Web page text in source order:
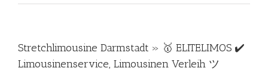
Stretchlimousine Darmstadt » 🥇 ELITELIMOS ✔️
Limousinenservice, Limousinen Verleih ツ